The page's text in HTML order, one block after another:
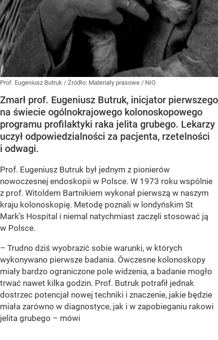
Prof. Eugeniusz Butruk / Źródło: Materiały prasowe / NIO
Zmarł prof. Eugeniusz Butruk, inicjator pierwszego
na świecie ogólnokrajowego kolonoskopowego
programu profilaktyki raka jelita grubego. Lekarzy
uczył odpowiedzialności za pacjenta, rzetelności
i odwagi.
Prof. Eugeniusz Butruk był jednym z pionierów
nowoczesnej endoskopii w Polsce. W 1973 roku wspólnie
z prof. Witoldem Bartnikiem wykonał pierwszą w naszym
kraju kolonoskopię. Metodę poznali w londyńskim St
Mark’s Hospital i niemal natychmiast zaczęli stosować ją
w Polsce.
– Trudno dziś wyobrazić sobie warunki, w których
wykonywano pierwsze badania. Ówczesne kolonoskopy
miały bardzo ograniczone pole widzenia, a badanie mogło
trwać nawet kilka godzin. Prof. Butruk potrafił jednak
dostrzec potencjał nowej techniki i znaczenie, jakie będzie
miała zarówno w diagnostyce, jak i w zapobieganiu rakowi
jelita grubego – mówi